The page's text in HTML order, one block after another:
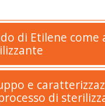
di Etilene come
e
di